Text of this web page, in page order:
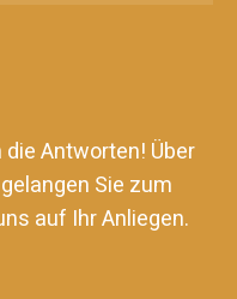
die Antworten! Über
Sie zum
auf Ihr Anliegen.